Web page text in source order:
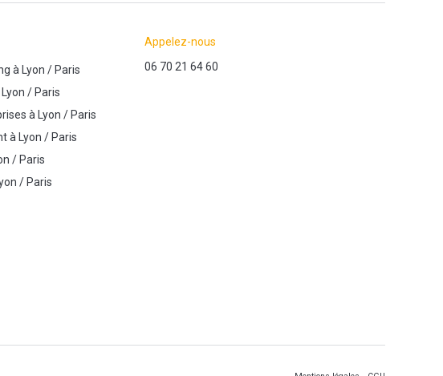
à Lyon / Paris
Lyon / Paris
à Lyon / Paris
à Lyon / Paris
/ Paris
/ Paris
Appelez-nous
06 70 21 64 60